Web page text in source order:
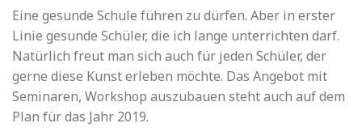
Eine gesunde Schule führen zu dürfen. Aber in erster
Linie gesunde Schüler, die ich lange unterrichten darf.
Natürlich freut man sich auch für jeden Schüler, der
gerne diese Kunst erleben möchte. Das Angebot mit
Seminaren, Workshop auszubauen steht auch auf dem
Plan für das Jahr 2019.